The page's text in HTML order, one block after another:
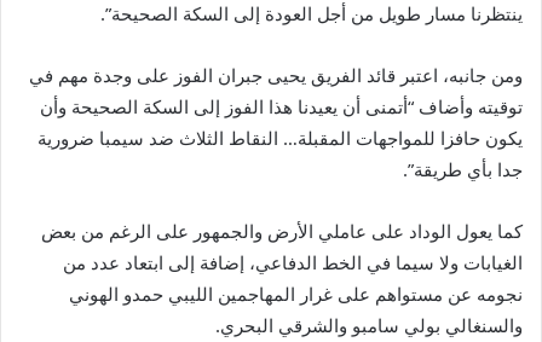
ينتظرنا مسار طويل من أجل العودة إلى السكة الصحيحة”.
ومن جانبه، اعتبر قائد الفريق يحيى جبران الفوز على وجدة مهم في
توقيته وأضاف “أتمنى أن يعيدنا هذا الفوز إلى السكة الصحيحة وأن
يكون حافزا للمواجهات المقبلة… النقاط الثلاث ضد سيمبا ضرورية
جدا بأي طريقة”.
كما يعول الوداد على عاملي الأرض والجمهور على الرغم من بعض
الغيابات ولا سيما في الخط الدفاعي، إضافة إلى ابتعاد عدد من
نجومه عن مستواهم على غرار المهاجمين الليبي حمدو الهوني
والسنغالي بولي سامبو والشرقي البحري.